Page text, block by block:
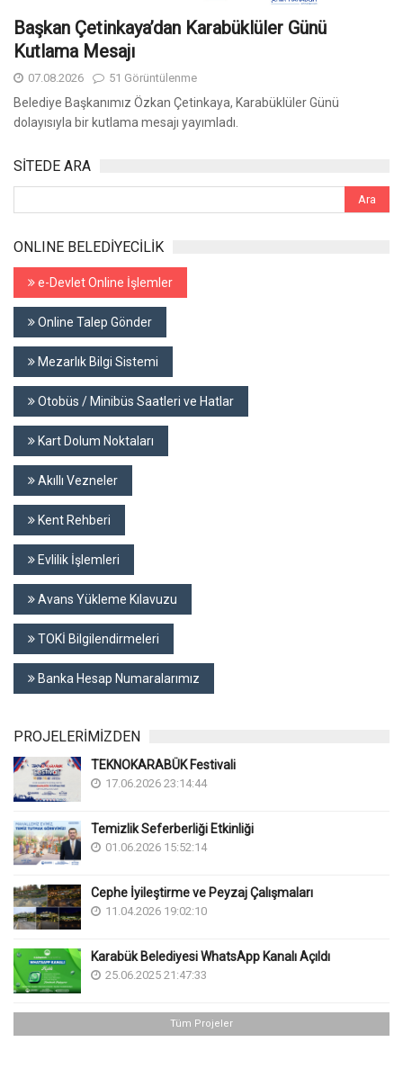
Başkan Çetinkaya’dan Karabüklüler Günü
Kutlama Mesajı
07.08.2026 51 Görüntülenme
Belediye Başkanımız Özkan Çetinkaya, Karabüklüler Günü
dolayısıyla bir kutlama mesajı yayımladı.
SİTEDE ARA
ONLINE BELEDİYECİLİK
e-Devlet Online İşlemler
Online Talep Gönder
Mezarlık Bilgi Sistemi
Otobüs / Minibüs Saatleri ve Hatlar
Kart Dolum Noktaları
Akıllı Vezneler
Kent Rehberi
Evlilik İşlemleri
Avans Yükleme Kılavuzu
TOKİ Bilgilendirmeleri
Banka Hesap Numaralarımız
PROJELERİMİZDEN
TEKNOKARABÜK Festivali
17.06.2026 23:14:44
Temizlik Seferberliği Etkinliği
01.06.2026 15:52:14
Cephe İyileştirme ve Peyzaj Çalışmaları
11.04.2026 19:02:10
Karabük Belediyesi WhatsApp Kanalı Açıldı
25.06.2025 21:47:33
Tüm Projeler